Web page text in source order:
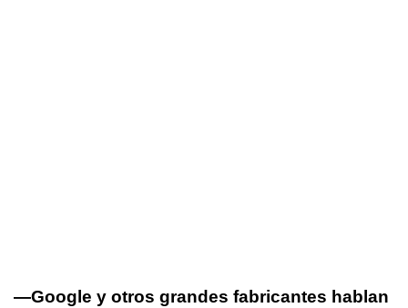
—Google y otros grandes fabricantes hablan